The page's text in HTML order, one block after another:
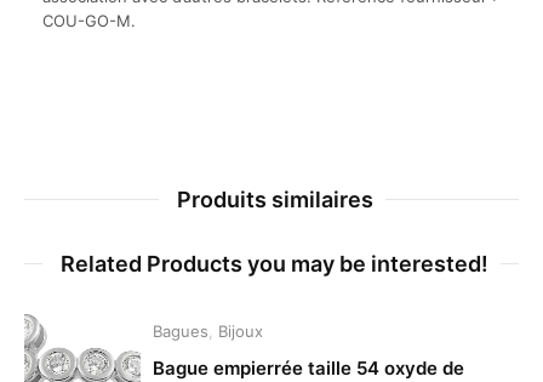
COU-GO-M.
Produits similaires
Related Products you may be interested!
Bagues Bijoux
Bague empierrée taille 54 oxyde de